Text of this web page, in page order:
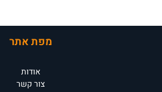
מפת אתר
אודות
צור קשר